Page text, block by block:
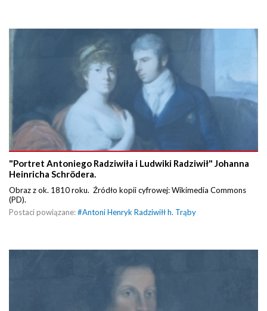
"Portret Antoniego Radziwiła i Ludwiki Radziwił" Johanna
Heinricha Schrödera.
Obraz z ok. 1810 roku. Źródło kopii cyfrowej: Wikimedia Commons
(PD).
Postaci powiązane:#Antoni Henryk Radziwiłł h. Trąby